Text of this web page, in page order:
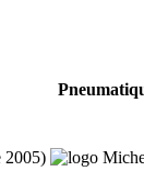
2005)